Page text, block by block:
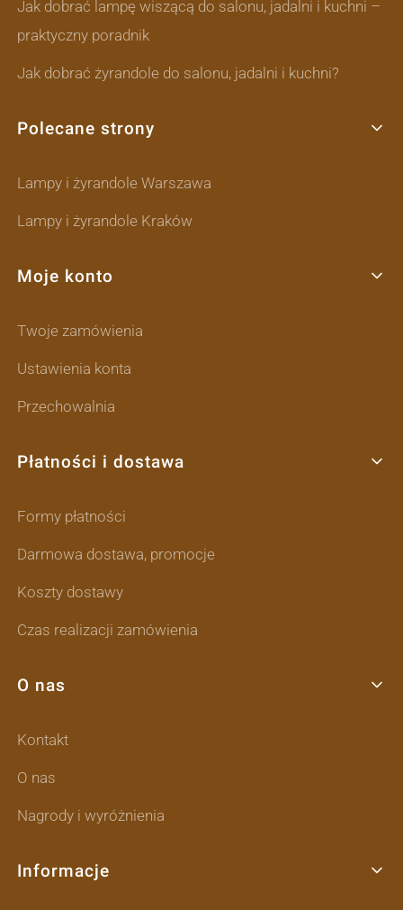
Jak dobrać lampę wiszącą do salonu, jadalni i kuchni –
praktyczny poradnik
Jak dobrać żyrandole do salonu, jadalni i kuchni?
Polecane strony
Lampy i żyrandole Warszawa
Lampy i żyrandole Kraków
Moje konto
Twoje zamówienia
Ustawienia konta
Przechowalnia
Płatności i dostawa
Formy płatności
Darmowa dostawa, promocje
Koszty dostawy
Czas realizacji zamówienia
O nas
Kontakt
O nas
Nagrody i wyróżnienia
Informacje